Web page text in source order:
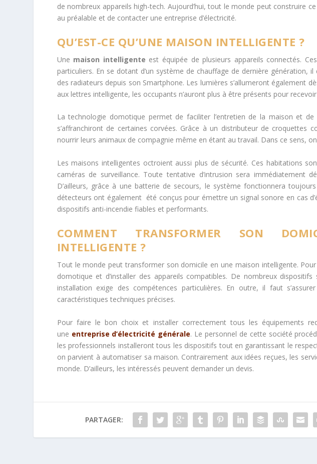
de nombreux appareils high-tech. Aujourd’hui, tout le monde peut construire
au préalable et de contacter une entreprise d’électricité.
QU’EST-CE QU’UNE MAISON INTELLIGENTE ?
Une maison intelligente est équipée de plusieurs appareils connectés.
particuliers. En se dotant d’un système de chauffage de dernière génération,
des radiateurs depuis son Smartphone. Les lumières s’allumeront également
aux lettres intelligente, les occupants n’auront plus à être présents pour
La technologie domotique permet de faciliter l’entretien de la maison et
s’affranchiront de certaines corvées. Grâce à un distributeur de croquettes
nourrir leurs animaux de compagnie même en étant au travail. Dans ce sens,
Les maisons intelligentes octroient aussi plus de sécurité. Ces habitations
caméras de surveillance. Toute tentative d’intrusion sera immédiatement
D’ailleurs, grâce à une batterie de secours, le système fonctionnera
détecteurs ont également été conçus pour émettre un signal sonore en cas
dispositifs anti-incendie fiables et performants.
COMMENT TRANSFORMER SON
INTELLIGENTE ?
Tout le monde peut transformer son domicile en une maison intelligente.
domotique et d’installer des appareils compatibles. De nombreux
installation exige des compétences particulières. En outre, il faut
caractéristiques techniques précises.
Pour faire le bon choix et installer correctement tous les équipements
une entreprise d’électricité générale. Le personnel de cette société
les professionnels installeront tous les dispositifs tout en garantissant le
on parvient à automatiser sa maison. Contrairement aux idées reçues, les
monde. D’ailleurs, les intéressés peuvent demander un devis.
PARTAGER: